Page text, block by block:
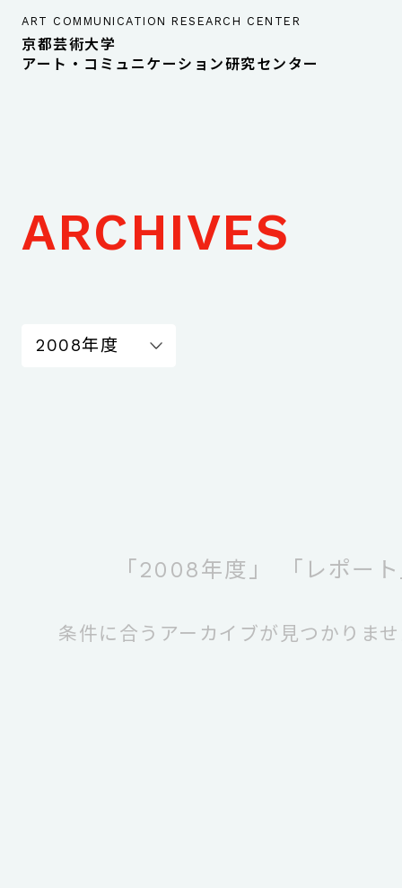
ART COMMUNICATION RESEARCH CENTER
京都芸術大学
アート・コミュニケーション研究センター
ARCHIVES
2008年度
「2008年度」 「レポー
条件に合うアーカイブが見つかりま